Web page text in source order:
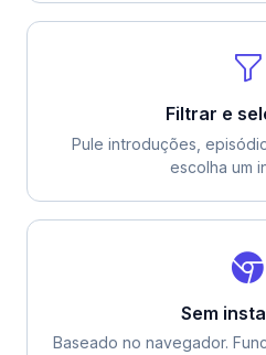
Filtrar e
Pule introduções,
escolha um
Sem
Baseado no navegador.